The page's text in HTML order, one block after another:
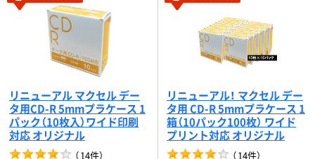
リニューアル マクセル デー
タ用CD-R 5mmプラケース 1
パック（10枚入）ワイド印刷
対応 オリジナル
（14件）
リニューアル！ マクセル デー
タ用 CD-R 5mmプラケース 1
箱（10パック100枚） ワイド
プリント対応 オリジナル
（14件）